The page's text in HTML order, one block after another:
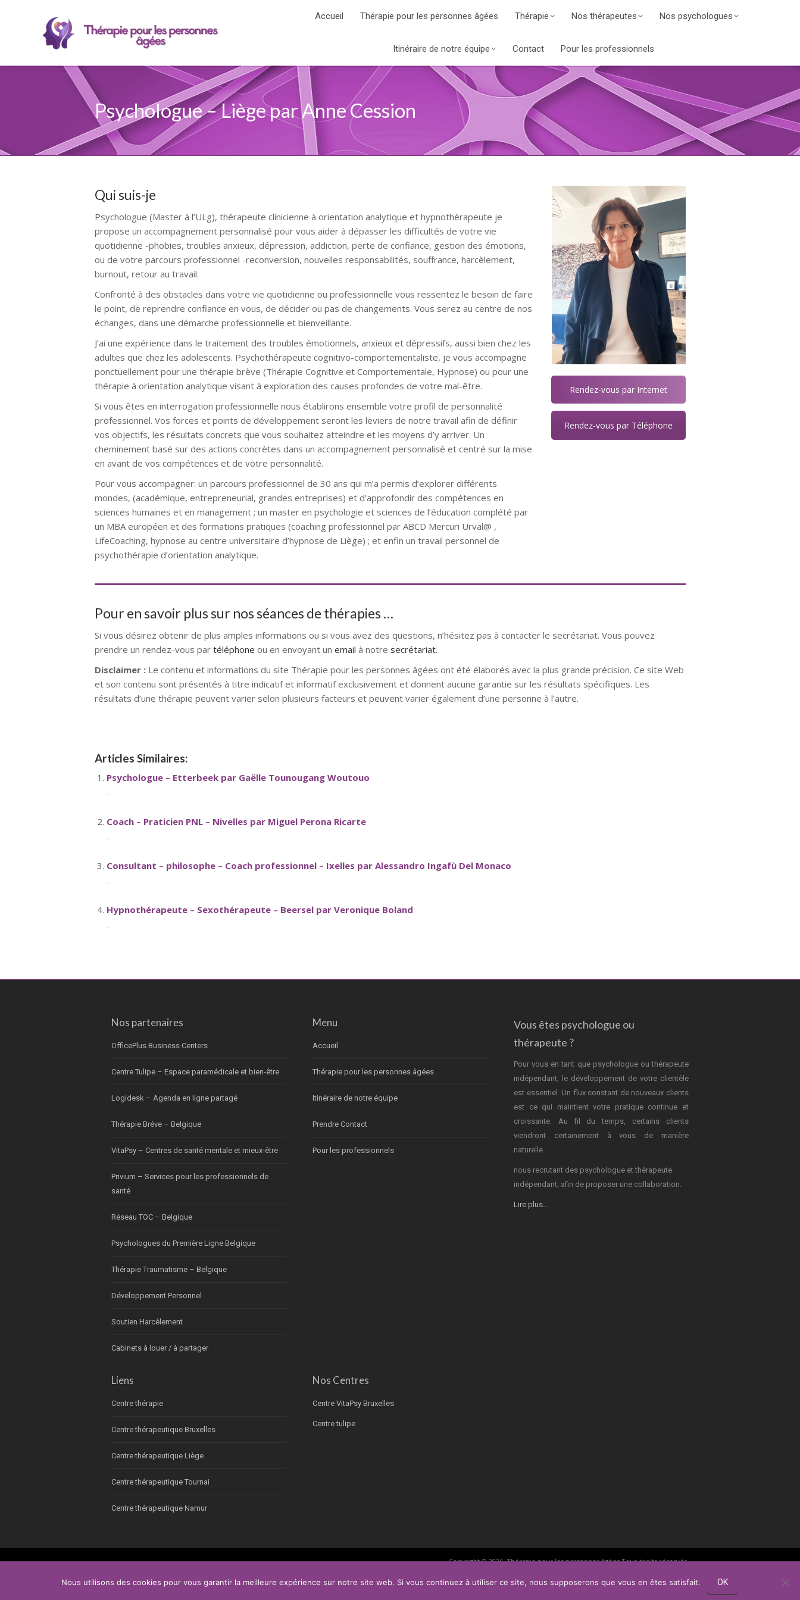
Accueil Thérapie pour les personnes âgées Thérapie Nos thérapeutes Nos psychologues
Itinéraire de notre équipe Contact Pour les professionnels
Psychologue – Liège par Anne Cession
Qui suis-je
Psychologue (Master à l’ULg), thérapeute clinicienne à orientation analytique et hypnothérapeute je
propose un accompagnement personnalisé pour vous aider à dépasser les difficultés de votre vie
quotidienne -phobies, troubles anxieux, dépression, addiction, perte de confiance, gestion des émotions,
ou de votre parcours professionnel -reconversion, nouvelles responsabilités, souffrance, harcèlement,
burnout, retour au travail.
Confronté à des obstacles dans votre vie quotidienne ou professionnelle vous ressentez le besoin de faire
le point, de reprendre confiance en vous, de décider ou pas de changements. Vous serez au centre de nos
échanges, dans une démarche professionnelle et bienveillante.
J’ai une expérience dans le traitement des troubles émotionnels, anxieux et dépressifs, aussi bien chez les
adultes que chez les adolescents. Psychothérapeute cognitivo-comportementaliste, je vous accompagne
ponctuellement pour une thérapie brève (Thérapie Cognitive et Comportementale, Hypnose) ou pour une
thérapie à orientation analytique visant à exploration des causes profondes de votre mal-être.
Si vous êtes en interrogation professionnelle nous établirons ensemble votre profil de personnalité
professionnel. Vos forces et points de développement seront les leviers de notre travail afin de définir
vos objectifs, les résultats concrets que vous souhaitez atteindre et les moyens d’y arriver. Un
cheminement basé sur des actions concrètes dans un accompagnement personnalisé et centré sur la mise
en avant de vos compétences et de votre personnalité.
Pour vous accompagner: un parcours professionnel de 30 ans qui m’a permis d’explorer différents
mondes, (académique, entrepreneurial, grandes entreprises) et d’approfondir des compétences en
sciences humaines et en management ; un master en psychologie et sciences de l’éducation complété par
un MBA européen et des formations pratiques (coaching professionnel par ABCD Mercuri Urval@ ,
LifeCoaching, hypnose au centre universitaire d’hypnose de Liège) ; et enfin un travail personnel de
psychothérapie d’orientation analytique.
Rendez-vous par Internet
Rendez-vous par Téléphone
Pour en savoir plus sur nos séances de thérapies …
Si vous désirez obtenir de plus amples informations ou si vous avez des questions, n’hésitez pas à contacter le secrétariat. Vous pouvez
prendre un rendez-vous par téléphone ou en envoyant un email à notre secrétariat.
Disclaimer : Le contenu et informations du site Thérapie pour les personnes âgées ont été élaborés avec la plus grande précision. Ce site Web
et son contenu sont présentés à titre indicatif et informatif exclusivement et donnent aucune garantie sur les résultats spécifiques. Les
résultats d’une thérapie peuvent varier selon plusieurs facteurs et peuvent varier également d’une personne à l’autre.
Articles Similaires:
Psychologue – Etterbeek par Gaëlle Tounougang Woutouo
...
Coach – Praticien PNL – Nivelles par Miguel Perona Ricarte
...
Consultant – philosophe – Coach professionnel – Ixelles par Alessandro Ingafù Del Monaco
...
Hypnothérapeute – Sexothérapeute – Beersel par Veronique Boland
...
Nos partenaires
OfficePlus Business Centers
Centre Tulipe – Espace paramédicale et bien-être.
Logidesk – Agenda en ligne partagé
Thérapie Bréve – Belgique
VitaPsy – Centres de santé mentale et mieux-être
Privium – Services pour les professionnels de
santé
Réseau TOC – Belgique
Psychologues du Première Ligne Belgique
Thérapie Traumatisme – Belgique
Développement Personnel
Soutien Harcèlement
Cabinets à louer / à partager
Menu
Accueil
Thérapie pour les personnes âgées
Itinéraire de notre équipe
Prendre Contact
Pour les professionnels
Vous êtes psychologue ou
thérapeute ?
Pour vous en tant que psychologue ou thérapeute
indépendant, le développement de votre clientèle
est essentiel. Un flux constant de nouveaux clients
est ce qui maintient votre pratique continue et
croissante. Au fil du temps, certains clients
viendront certainement à vous de manière
naturelle.
nous recrutant des psychologue et thérapeute
indépendant, afin de proposer une collaboration.
Lire plus…
Liens
Centre thérapie
Centre thérapeutique Bruxelles
Centre thérapeutique Liège
Centre thérapeutique Tournai
Centre thérapeutique Namur
Nos Centres
Centre VitaPsy Bruxelles
Centre tulipe
Copyright © 2026.Thérapie pour les personnes âgéesTous droits réservés.
RGPD - Politique de Protection de la Vie Privée
Nous utilisons des cookies pour vous garantir la meilleure expérience sur notre site web. Si vous continuez à utiliser ce site, nous supposerons que vous en êtes satisfait. OK